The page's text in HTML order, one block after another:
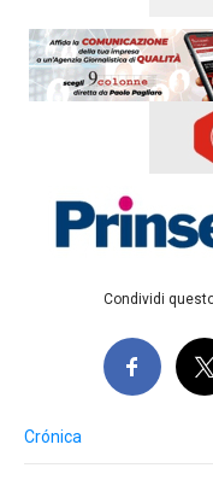
Condividi
Crónica